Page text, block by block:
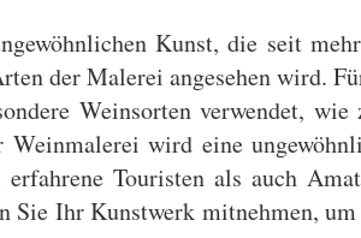
Kunst, die seit
der Malerei angesehen wird.
Weinsorten verwendet, wie
wird eine
Touristen als auch
Sie Ihr Kunstwerk mitnehmen,